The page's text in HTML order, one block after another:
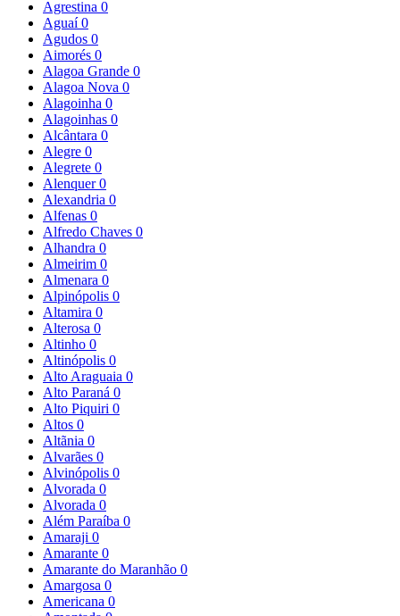
Agrestina 0
Aguaí0
Agudos 0
Aimorés 0
Alagoa Grande 0
Alagoa Nova 0
Alagoinha 0
Alagoinhas 0
Alcântara 0
Alegre 0
Alegrete 0
Alenquer0
Alexandria 0
Alfenas 0
Alfredo Chaves 0
Alhandra 0
Almeirim 0
Almenara 0
Alpinópolis 0
Altamira 0
Alterosa 0
Altinho 0
Altinópolis 0
Alto Araguaia 0
Alto Paraná 0
Alto Piquiri 0
Altos 0
Altãnia 0
Alvarães 0
Alvinópolis 0
Alvorada 0
Alvorada 0
Além Paraíba 0
Amaraji 0
Amarante 0
Amarante do Maranhão 0
Amargosa 0
Americana 0